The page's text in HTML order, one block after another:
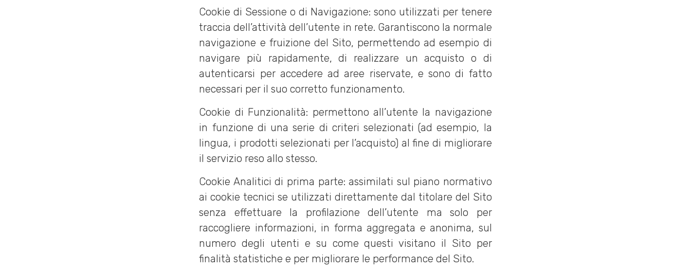
Cookie di Sessione o di Navigazione: sono utilizzati per tenere
traccia dell’attività dell’utente in rete. Garantiscono la normale
navigazione e fruizione del Sito, permettendo ad esempio di
navigare più rapidamente, di realizzare un acquisto o di
autenticarsi per accedere ad aree riservate, e sono di fatto
necessari per il suo corretto funzionamento.
Cookie di Funzionalità: permettono all’utente la navigazione
in funzione di una serie di criteri selezionati (ad esempio, la
lingua, i prodotti selezionati per l’acquisto) al fine di migliorare
il servizio reso allo stesso.
Cookie Analitici di prima parte: assimilati sul piano normativo
ai cookie tecnici se utilizzati direttamente dal titolare del Sito
senza effettuare la profilazione dell’utente ma solo per
raccogliere informazioni, in forma aggregata e anonima, sul
numero degli utenti e su come questi visitano il Sito per
finalità statistiche e per migliorare le performance del Sito.